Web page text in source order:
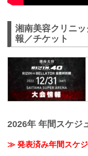
湘南美容クリニ
報／チケット
2026年 年間スケジ
≫ 発表済み年間スケ